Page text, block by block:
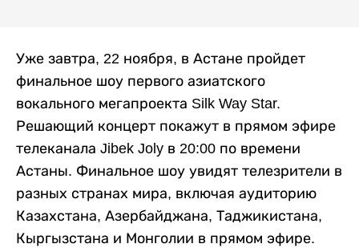
Уже завтра, 22 ноября, в Астане пройдет
финальное шоу первого азиатского
вокального мегапроекта Silk Way Star.
Решающий концерт покажут в прямом эфире
телеканала Jibek Joly в 20:00 по времени
Астаны. Финальное шоу увидят телезрители в
разных странах мира, включая аудиторию
Казахстана, Азербайджана, Таджикистана,
Кыргызстана и Монголии в прямом эфире.